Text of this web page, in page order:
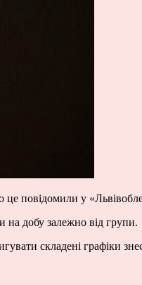
це повідомили у
на добу залежно від групи.
складені графіки